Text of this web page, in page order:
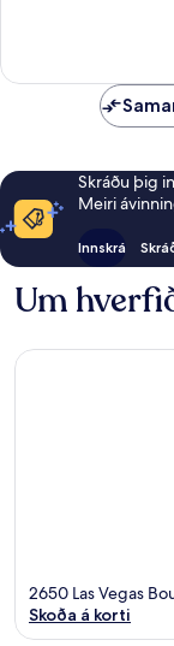
umsagnir
Skráðu þig
Meiri
Innskrá
Um
2650 Las Vegas
Skoða á korti